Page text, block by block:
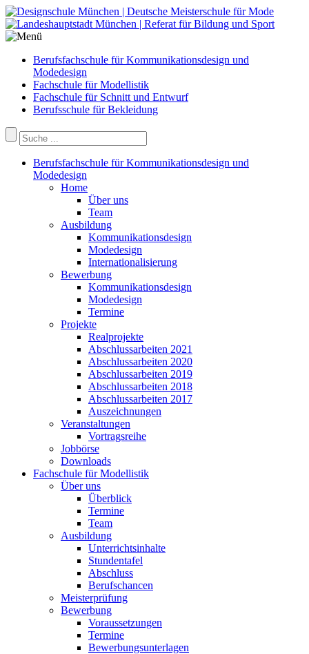
Berufsfachschule für Kommunikationsdesign und
Modedesign
Fachschule für Modellistik
Fachschule für Schnitt und Entwurf
Berufsschule für Bekleidung
Berufsfachschule für Kommunikationsdesign und
Modedesign
Home
Über uns
Team
Ausbildung
Kommunikationsdesign
Modedesign
Internationalisierung
Bewerbung
Kommunikationsdesign
Modedesign
Termine
Projekte
Realprojekte
Abschlussarbeiten 2021
Abschlussarbeiten 2020
Abschlussarbeiten 2019
Abschlussarbeiten 2018
Abschlussarbeiten 2017
Auszeichnungen
Veranstaltungen
Vortragsreihe
Jobbörse
Downloads
Fachschule für Modellistik
Über uns
Überblick
Termine
Team
Ausbildung
Unterrichtsinhalte
Stundentafel
Abschluss
Berufschancen
Meisterprüfung
Bewerbung
Voraussetzungen
Termine
Bewerbungsunterlagen